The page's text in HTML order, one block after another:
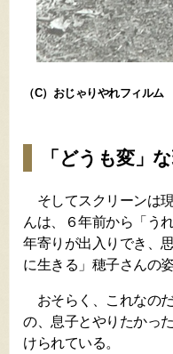
（C）おじゃりやれフィルム
「どうも変」
そしてスクリーンは
んは、６年前から「う
年寄りが出入りでき、
に生きる」穂子さんの
おそらく、これなの
の、息子とやりたかっ
けられている。